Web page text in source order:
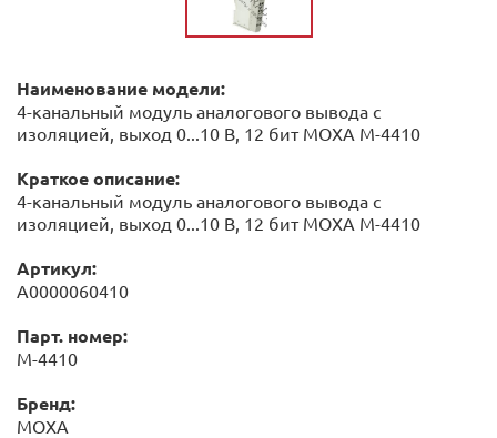
Наименование модели:
4-канальный модуль аналогового вывода с
изоляцией, выход 0...10 В, 12 бит MOXA M-4410
Краткое описание:
4-канальный модуль аналогового вывода с
изоляцией, выход 0...10 В, 12 бит MOXA M-4410
Артикул:
А0000060410
Парт. номер:
M-4410
Бренд:
MOXA